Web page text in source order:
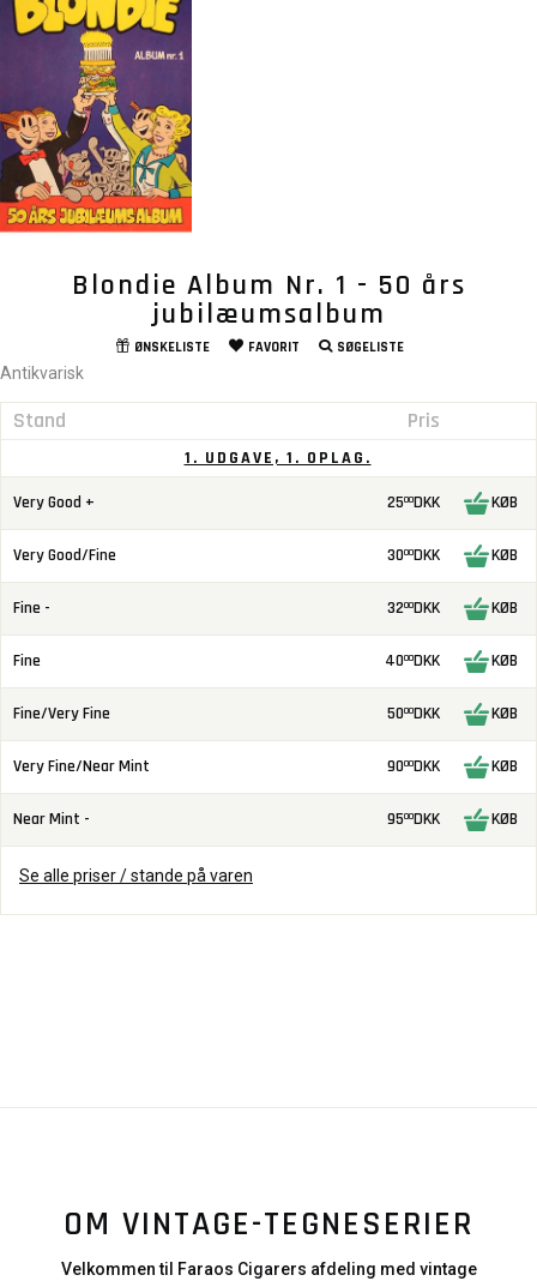
Blondie Album Nr. 1 - 50 års
jubilæumsalbum
ØNSKELISTE FAVORIT SØGELISTE
Antikvarisk
Stand Pris
1. UDGAVE, 1. OPLAG.
Very Good + 2500DKK KØB
Very Good/Fine 3000DKK KØB
Fine - 3200DKK KØB
Fine 4000DKK KØB
Fine/Very Fine 5000DKK KØB
Very Fine/Near Mint 9000DKK KØB
Near Mint - 9500DKK KØB
Se alle priser / stande på varen
OM VINTAGE-TEGNESERIER
Velkommen til Faraos Cigarers afdeling med vintage